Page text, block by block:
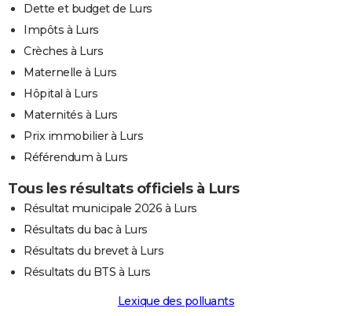
Dette et budget de Lurs
Impôts à Lurs
Crèches à Lurs
Maternelle à Lurs
Hôpital à Lurs
Maternités à Lurs
Prix immobilier à Lurs
Référendum à Lurs
Tous les résultats officiels à Lurs
Résultat municipale 2026 à Lurs
Résultats du bac à Lurs
Résultats du brevet à Lurs
Résultats du BTS à Lurs
Lexique des polluants